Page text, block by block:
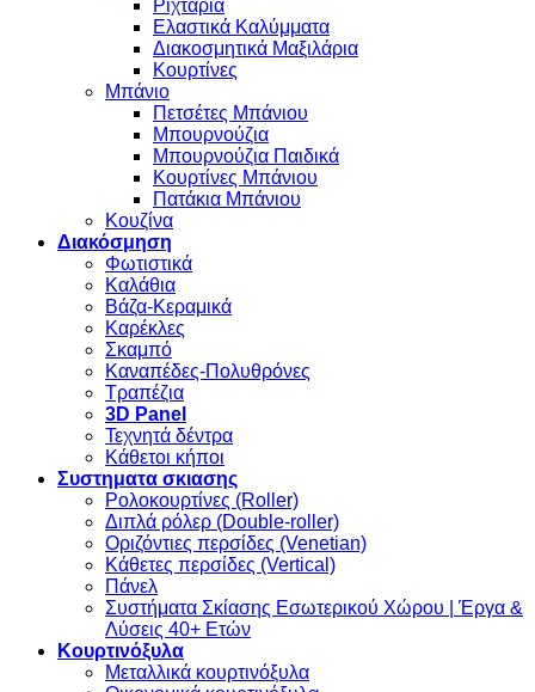
Ριχτάρια
Ελαστικά Καλύμματα
Διακοσμητικά Μαξιλάρια
Κουρτίνες
Μπάνιο
Πετσέτες Μπάνιου
Μπουρνούζια
Μπουρνούζια Παιδικά
Κουρτίνες Μπάνιου
Πατάκια Μπάνιου
Κουζίνα
Διακόσμηση
Φωτιστικά
Καλάθια
Βάζα-Κεραμικά
Καρέκλες
Σκαμπό
Καναπέδες-Πολυθρόνες
Τραπέζια
3D Panel
Τεχνητά δέντρα
Κάθετοι κήποι
Συστηματα σκιασης
Ρολοκουρτίνες (Roller)
Διπλά ρόλερ (Double-roller)
Οριζόντιες περσίδες (Venetian)
Κάθετες περσίδες (Vertical)
Πάνελ
Συστήματα Σκίασης Εσωτερικού Χώρου | Έργα &
Λύσεις 40+ Ετών
Κουρτινόξυλα
Μεταλλικά κουρτινόξυλα